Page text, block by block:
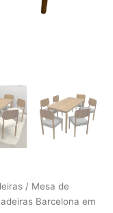
/ Mesa de
Barcelona em